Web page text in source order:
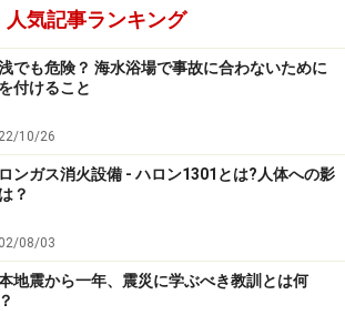
ア（パウダーゾーン）は、必携グッズ
ゾンデ・シャベル、この3種の神器な
されません。
とをおすすめします。
者であっても雪崩に遭って命を失う人
全なのは、けっしてそういうエリアに
のですが……。
人気記事ランキング
でも危険？ 海水浴場で事故に合わないために
付けること
10/26
ンガス消火設備 - ハロン1301とは?人体への影
？
08/03
地震から一年、震災に学ぶべき教訓とは何